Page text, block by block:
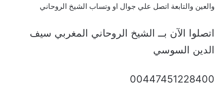
والعين والتابعة اتصل علي جوال او وتساب الشيخ الروحاني
اتصلوا الآن بــ الشيخ الروحاني المغربي سيف
الدين السوسي
00447451228400